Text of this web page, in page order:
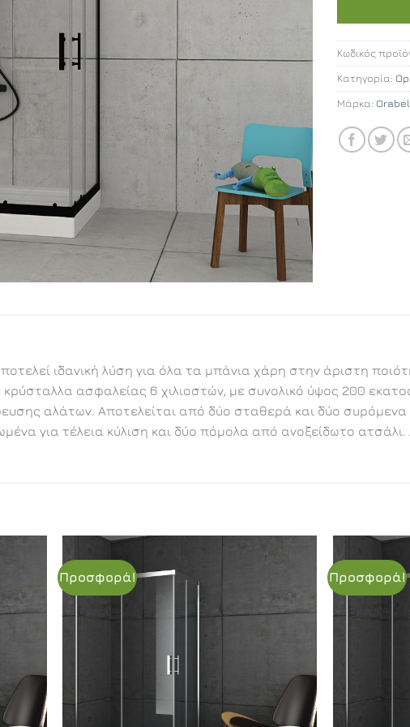
Κωδικός
Κατηγορία:
Μάρκα:
ιδανική λύση για όλα τα μπάνια χάρη στην άριστη
ασφαλείας 6 χιλιοστών, με συνολικό ύψος 200
αλάτων. Αποτελείται από δύο σταθερά και δύο συρόμενα
για τέλεια κύλιση και δύο πόμολα από ανοξείδωτο
Προσφορά! Προσφορά!